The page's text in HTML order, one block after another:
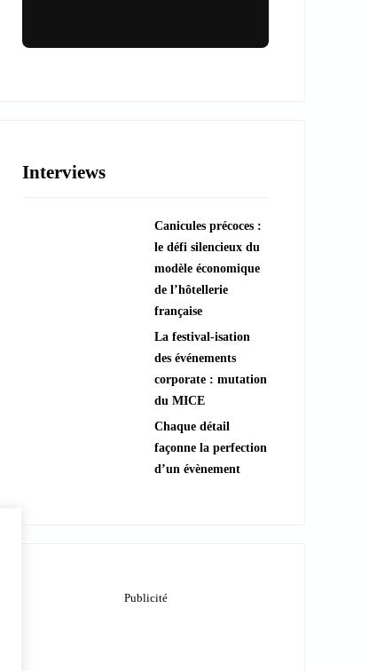
???? Explorer les animations
Interviews
Canicules précoces :
le défi silencieux du
modèle économique
de l’hôtellerie
française
La festival-isation
des événements
corporate : mutation
du MICE
Chaque détail
façonne la perfection
d’un évènement